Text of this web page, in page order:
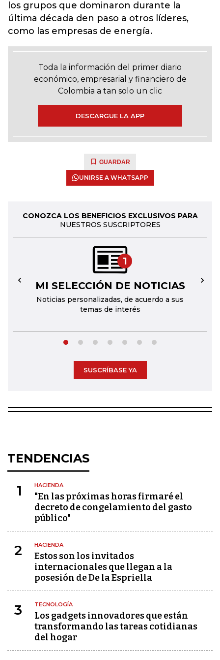
los grupos que dominaron durante la
última década den paso a otros líderes,
como las empresas de energía.
Toda la información del primer diario
económico, empresarial y financiero de
Colombia a tan solo un clic
DESCARGUE LA APP
GUARDAR
UNIRSE A WHATSAPP
CONOZCA LOS BENEFICIOS EXCLUSIVOS PARA
NUESTROS SUSCRIPTORES
1
MI SELECCIÓN DE NOTICIAS
Noticias personalizadas, de acuerdo a sus
temas de interés
← →
SUSCRÍBASE YA
TENDENCIAS
1 HACIENDA
"En las próximas horas firmaré el
decreto de congelamiento del gasto
público"
2 HACIENDA
Estos son los invitados
internacionales que llegan a la
posesión de De la Espriella
3 TECNOLOGÍA
Los gadgets innovadores que están
transformando las tareas cotidianas
del hogar